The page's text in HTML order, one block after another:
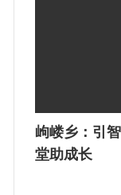
岣嵝乡：引
堂助成长